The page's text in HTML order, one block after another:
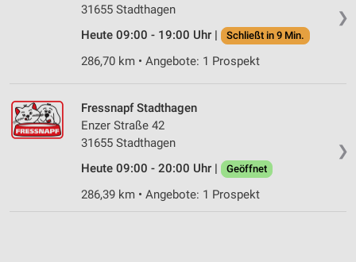
❯
31655 Stadthagen
Heute 09:00 - 19:00 Uhr |
Schließt in 9 Min.
286,70 km • Angebote: 1 Prospekt
❯
Fressnapf Stadthagen
Enzer Straße 42
31655 Stadthagen
Heute 09:00 - 20:00 Uhr |
Geöffnet
286,39 km • Angebote: 1 Prospekt